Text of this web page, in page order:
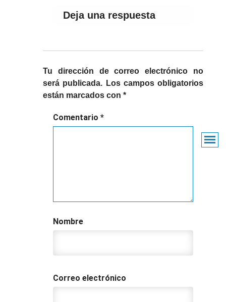
Deja una respuesta
Tu dirección de correo electrónico no
será publicada. Los campos obligatorios
están marcados con *
Comentario *
Nombre
Correo electrónico